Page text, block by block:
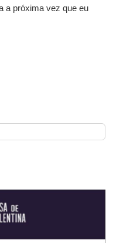
a próxima vez que eu